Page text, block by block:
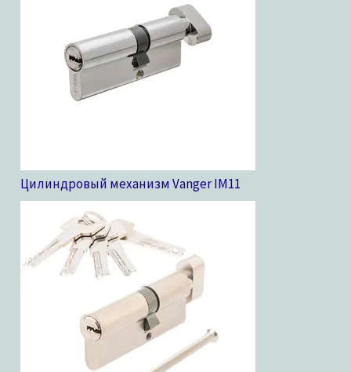
Цилиндровый механизм Vanger IM11